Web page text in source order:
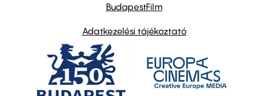
BudapestFilm
Adatkezelési tájékoztató